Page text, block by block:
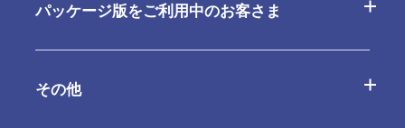
よくあるご質問
パッケージ版をご利用中のお客さま
よくあるご質問
その他